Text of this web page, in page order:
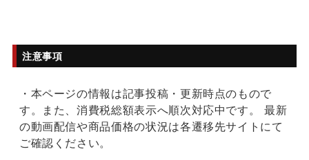
注意事項
・本ページの情報は記事投稿・更新時点のもので
す。また、消費税総額表示へ順次対応中です。 最新
の動画配信や商品価格の状況は各遷移先サイトにて
ご確認ください。